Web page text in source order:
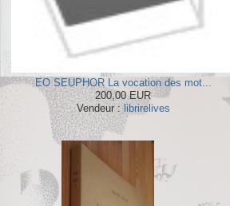
EO SEUPHOR La vocation des mot...
200,00 EUR
Vendeur :librirelives